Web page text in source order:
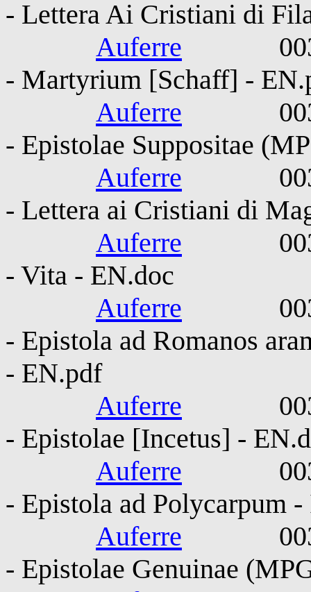
- Lettera Ai Cristiani di
Auferre 0030-
- Martyrium [Schaff] -
Auferre 0030-
- Epistolae Suppositae
Auferre 0030-
- Lettera ai Cristiani di
Auferre 0030-
- Vita - EN.doc
Auferre 0030-
- Epistola ad Romanos
- EN.pdf
Auferre 0030-
- Epistolae [Incetus] -
Auferre 0030-
- Epistola ad Polycarpum -
Auferre 0030-
- Epistolae Genuinae